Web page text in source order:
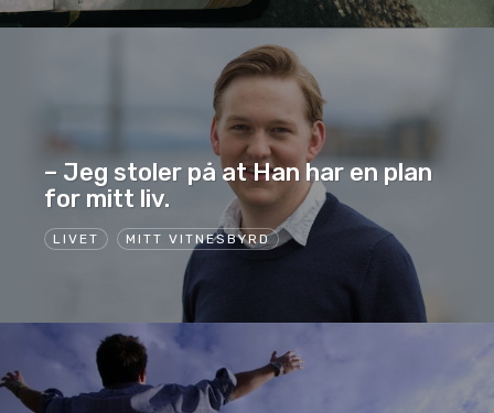
LIVET MITT VITNESBYRD
– Jeg stoler på at Han har en plan
for mitt liv.